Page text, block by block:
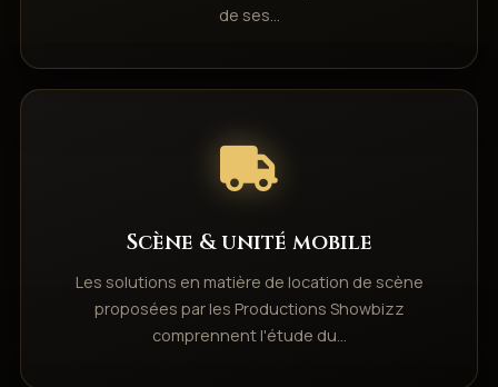
de ses…
Scène & unité mobile
Les solutions en matière de location de scène
proposées par les Productions Showbizz
comprennent l'étude du…